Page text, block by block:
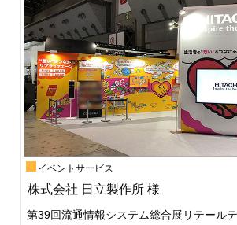
イベントサービス
株式会社 日立製作所 様
第39回流通情報システム総合展リテール